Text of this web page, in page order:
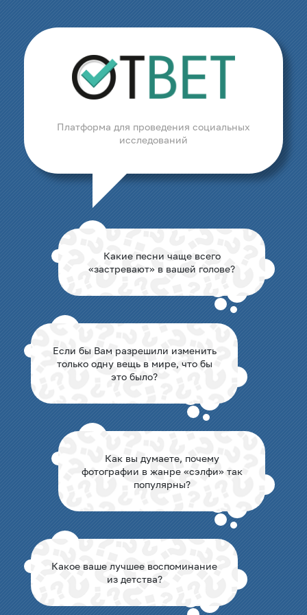
Платформа для проведения социальных
исследований
Какие песни чаще всего
«застревают» в вашей голове?
Если бы Вам разрешили изменить
только одну вещь в мире, что бы
это было?
Как вы думаете, почему
фотографии в жанре «сэлфи» так
популярны?
Какое ваше лучшее воспоминание
из детства?